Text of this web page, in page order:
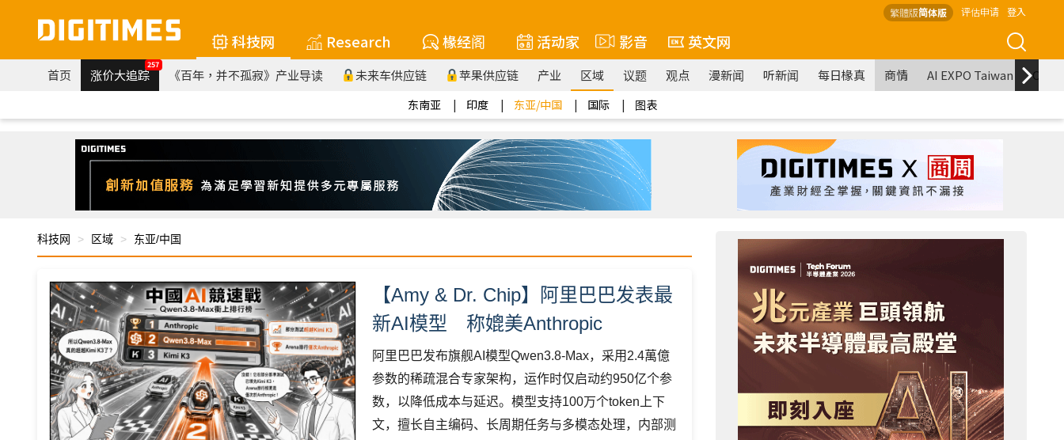
繁體版简体版 评估申请 登入
科技网 Research 椽经阁 活动家 影音 英文网
首页 涨价大追踪
257
《百年，并不孤寂》产业导读 未来车供应链 苹果供应链 产业 区域 议题 观点 漫新闻 听新闻 每日椽真 商情 AI EXPO Taiwan
东南亚 印度 东亚/中国 国际 图表
科技网 区域 东亚/中国
【Amy & Dr. Chip】阿里巴巴发表最
新AI模型 称媲美Anthropic
阿里巴巴发布旗舰AI模型Qwen3.8-Max，采用2.4萬億
参数的稀疏混合专家架构，运作时仅启动约950亿个参
数，以降低成本与延迟。模型支持100万个token上下
文，擅长自主编码、长周期任务与多模态处理，内部测